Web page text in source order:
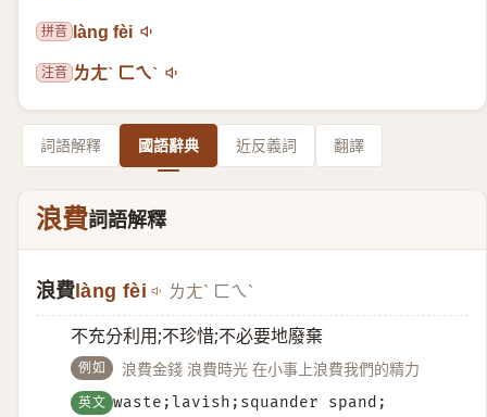
拼音 làng fèi
注音 ㄌㄤˋ ㄈㄟˋ
詞語解釋 國語辭典 近反義詞 翻譯
浪費詞語解釋
浪費 làng fèi ㄌㄤˋ ㄈㄟˋ
不充分利用;不珍惜;不必要地廢棄
例如 浪費金錢 浪費時光 在小事上浪費我們的精力
英文 waste;lavish;squander spand;